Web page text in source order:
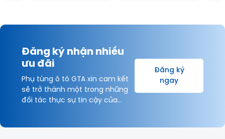
Đăng ký nhận nhiều
ưu đãi
Phụ tùng ô tô GTA xin cam kết
sẽ trở thành một trong những
đối tác thực sự tin cậy của
Đăng ký
ngay